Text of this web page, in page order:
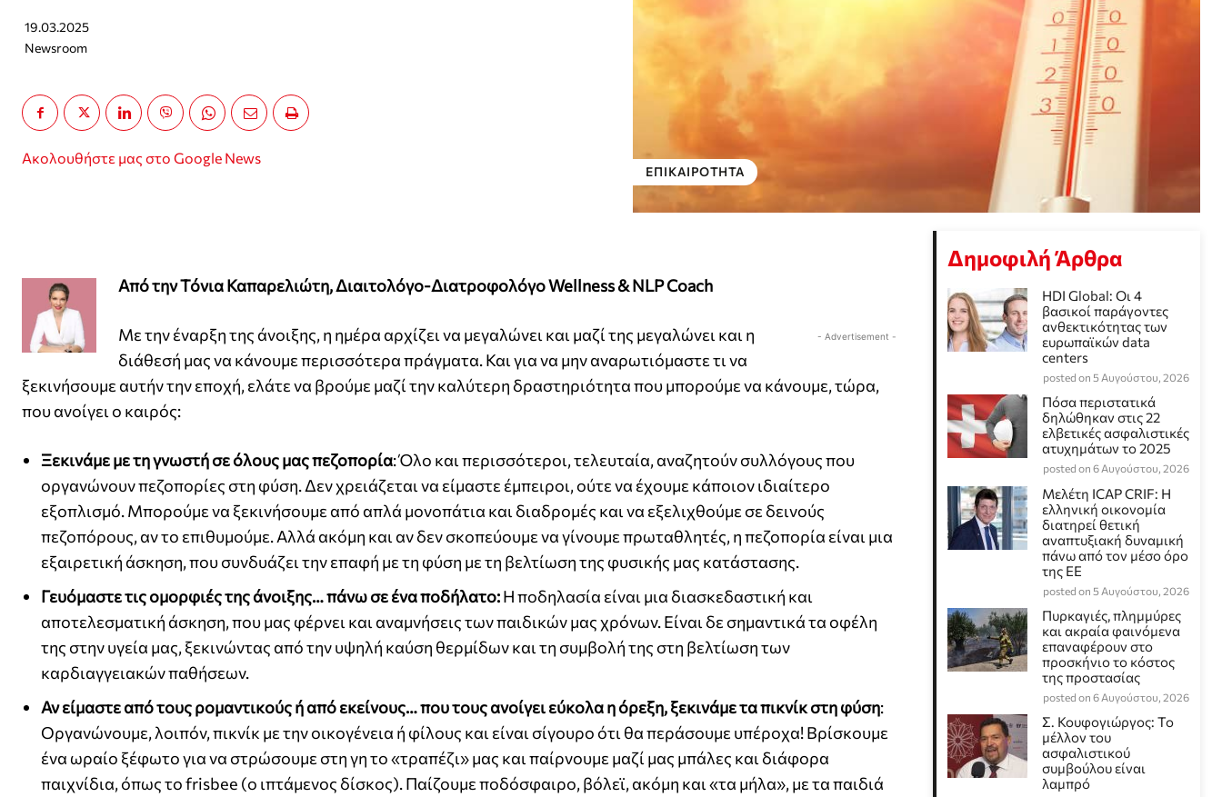
19.03.2025
Newsroom
Ακολουθήστε μας στο Google News
ΕΠΙΚΑΙΡΌΤΗΤΑ
Από την Τόνια Καπαρελιώτη, Διαιτολόγο-Διατροφολόγο Wellness & NLP Coach
- Advertisement -
Με την έναρξη της άνοιξης, η ημέρα αρχίζει να μεγαλώνει και μαζί της μεγαλώνει και η
διάθεσή μας να κάνουμε περισσότερα πράγματα. Και για να μην αναρωτιόμαστε τι να
ξεκινήσουμε αυτήν την εποχή, ελάτε να βρούμε μαζί την καλύτερη δραστηριότητα που μπορούμε να κάνουμε, τώρα,
που ανοίγει ο καιρός:
Ξεκινάμε με τη γνωστή σε όλους μας πεζοπορία: Όλο και περισσότεροι, τελευταία, αναζητούν συλλόγους που
οργανώνουν πεζοπορίες στη φύση. Δεν χρειάζεται να είμαστε έμπειροι, ούτε να έχουμε κάποιον ιδιαίτερο
εξοπλισμό. Μπορούμε να ξεκινήσουμε από απλά μονοπάτια και διαδρομές και να εξελιχθούμε σε δεινούς
πεζοπόρους, αν το επιθυμούμε. Αλλά ακόμη και αν δεν σκοπεύουμε να γίνουμε πρωταθλητές, η πεζοπορία είναι μια
εξαιρετική άσκηση, που συνδυάζει την επαφή με τη φύση με τη βελτίωση της φυσικής μας κατάστασης.
Γευόμαστε τις ομορφιές της άνοιξης… πάνω σε ένα ποδήλατο:Η ποδηλασία είναι μια διασκεδαστική και
αποτελεσματική άσκηση, που μας φέρνει και αναμνήσεις των παιδικών μας χρόνων. Είναι δε σημαντικά τα οφέλη
της στην υγεία μας, ξεκινώντας από την υψηλή καύση θερμίδων και τη συμβολή της στη βελτίωση των
καρδιαγγειακών παθήσεων.
Αν είμαστε από τους ρομαντικούς ή από εκείνους… που τους ανοίγει εύκολα η όρεξη, ξεκινάμε τα πικνίκ στη φύση:
Οργανώνουμε, λοιπόν, πικνίκ με την οικογένεια ή φίλους και είναι σίγουρο ότι θα περάσουμε υπέροχα! Βρίσκουμε
ένα ωραίο ξέφωτο για να στρώσουμε στη γη το «τραπέζι» μας και παίρνουμε μαζί μας μπάλες και διάφορα
παιχνίδια, όπως το frisbee (ο ιπτάμενος δίσκος). Παίζουμε ποδόσφαιρο, βόλεϊ, ακόμη και «τα μήλα», με τα παιδιά
Δημοφιλή Άρθρα
HDI Global: Οι 4
βασικοί παράγοντες
ανθεκτικότητας των
ευρωπαϊκών data
centers
posted on 5 Αυγούστου, 2026
Πόσα περιστατικά
δηλώθηκαν στις 22
ελβετικές ασφαλιστικές
ατυχημάτων το 2025
posted on 6 Αυγούστου, 2026
Μελέτη ICAP CRIF: Η
ελληνική οικονομία
διατηρεί θετική
αναπτυξιακή δυναμική
πάνω από τον μέσο όρο
της ΕΕ
posted on 5 Αυγούστου, 2026
Πυρκαγιές, πλημμύρες
και ακραία φαινόμενα
επαναφέρουν στο
προσκήνιο το κόστος
της προστασίας
posted on 6 Αυγούστου, 2026
Σ. Κουφογιώργος: To
μέλλον του
ασφαλιστικού
συμβούλου είναι
λαμπρό